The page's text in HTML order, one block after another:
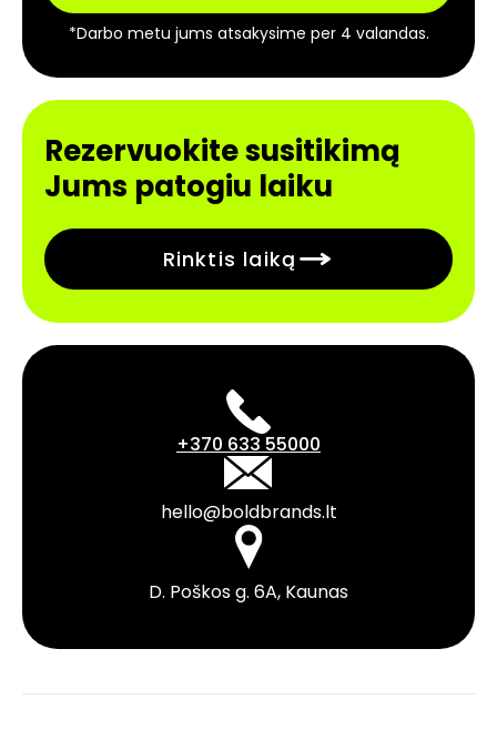
*Darbo metu jums atsakysime per 4 valandas.
Rezervuokite susitikimą
Jums patogiu laiku
Rinktis laiką
+370 633 55000
hello@boldbrands.lt
D. Poškos g. 6A, Kaunas